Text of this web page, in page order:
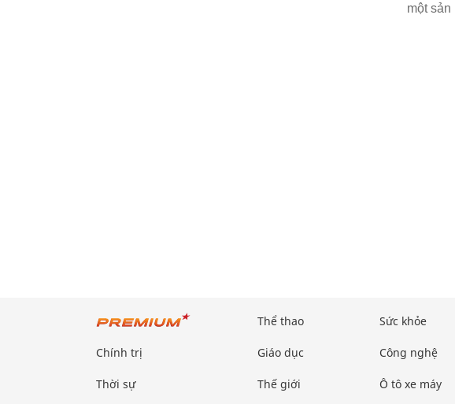
một
Chính trị
Thời sự
Thể thao
Giáo dục
Thế giới
Sức khỏe
Công nghệ
Ô tô xe máy